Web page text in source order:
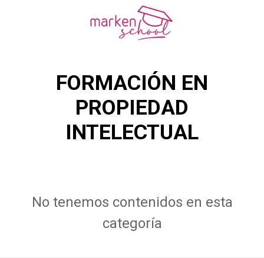
FORMACIÓN EN
PROPIEDAD
INTELECTUAL
No tenemos contenidos en esta
categoría